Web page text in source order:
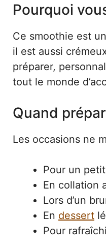
Pourquoi
Ce smoothie est
il est aussi
préparer,
tout le monde
Quand
Les occasions ne
Pour un
En collation
Lors d’un
En dessert
Pour